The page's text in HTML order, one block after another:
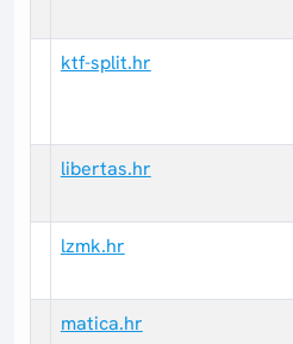
ktf-split.hr
libertas.hr
lzmk.hr
matica.hr